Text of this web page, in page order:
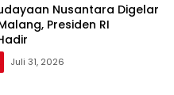
Nusantara Digelar
Presiden RI
Juli 31, 2026